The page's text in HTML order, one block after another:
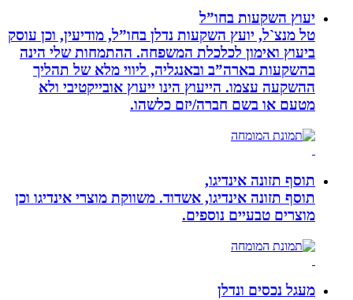
יעוץ השקעות בחו”ל
טל מנצ`ל, יועץ השקעות נדלן בחו”ל, מודיעין, וכן עוסק
ביעוץ ואימון לכלכלת המשפחה. ההתמחות שלי הינה
בהשקעות בארה”ב ובאנגליה, ליווי מלא של תהליך
ההשקעה עצמו. הייעוץ הינו ייעוץ אובייקטיבי ולא
מטעם או בשם חברה/יזם כלשהו.
תוסף תזונה אינדיגו,
תוסף תזונה אינדיגו, אשדוד. משווקת מוצרי אינדיגו וכן
מוצרים טבעיים נוספים.
מעגל נכסים ונדלן